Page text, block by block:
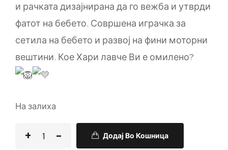
и рачката дизајнирана да го вежба и утврди
фатот на бебето. Совршена играчка за
сетила на бебето и развој на фини моторни
вештини. Кое Хари лавче Ви е омилено?
На залиха
Додај Во Кошница